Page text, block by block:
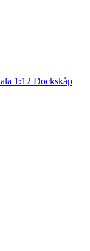
1:12 Dockskåp